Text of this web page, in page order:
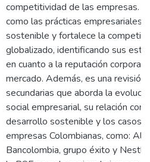
competitividad de las empresas.
como las prácticas empresariales
sostenible y fortalece la
globalizado, identificando sus
en cuanto a la reputación
mercado. Además, es una
secundarias que aborda la
social empresarial, su relación
desarrollo sostenible y los casos
empresas Colombianas, como:
Bancolombia, grupo éxito y